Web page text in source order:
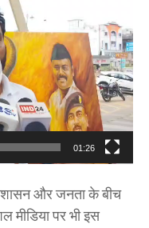
01:26
और जनता के बीच
मीडिया पर भी इस